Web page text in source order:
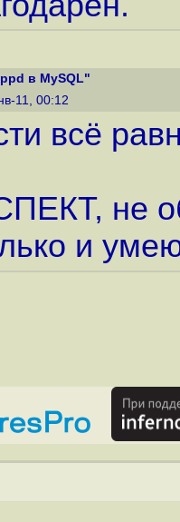
в MySQL"
11, 00:12
всё
не
и